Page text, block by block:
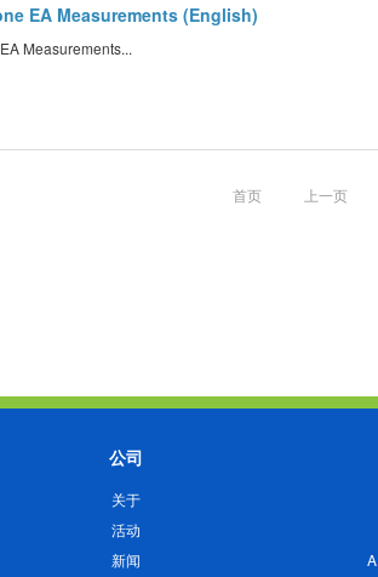
EA Measurements (English)
Measurements...
首页 上一页
公司
关于
活动
新闻